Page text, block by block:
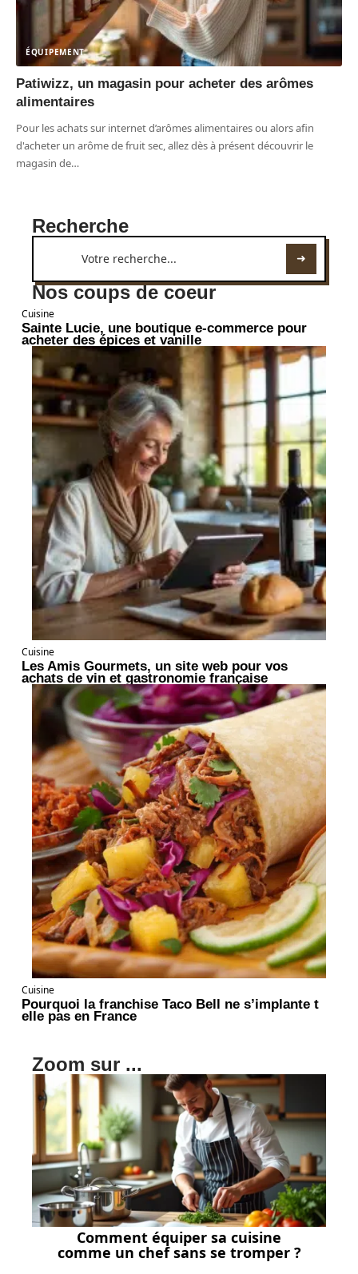
ÉQUIPEMENT
Patiwizz, un magasin pour acheter des arômes
alimentaires
Pour les achats sur internet d’arômes alimentaires ou alors afin
d'acheter un arôme de fruit sec, allez dès à présent découvrir le
magasin de…
Recherche
Nos coups de coeur
Cuisine
Sainte Lucie, une boutique e-commerce pour
acheter des épices et vanille
Cuisine
Les Amis Gourmets, un site web pour vos
achats de vin et gastronomie française
Cuisine
Pourquoi la franchise Taco Bell ne s’implante t
elle pas en France
Zoom sur ...
Comment équiper sa cuisine
comme un chef sans se tromper ?